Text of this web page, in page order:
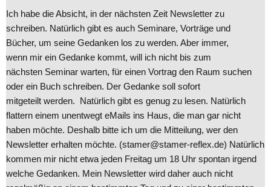
Ich habe die Absicht, in der nächsten Zeit Newsletter zu
schreiben. Natürlich gibt es auch Seminare, Vorträge und
Bücher, um seine Gedanken los zu werden. Aber immer,
wenn mir ein Gedanke kommt, will ich nicht bis zum
nächsten Seminar warten, für einen Vortrag den Raum suchen
oder ein Buch schreiben. Der Gedanke soll sofort
mitgeteilt werden. Natürlich gibt es genug zu lesen. Natürlich
flattern einem unentwegt eMails ins Haus, die man gar nicht
haben möchte. Deshalb bitte ich um die Mitteilung, wer den
Newsletter erhalten möchte. (stamer@stamer-reflex.de) Natürlich
kommen mir nicht etwa jeden Freitag um 18 Uhr spontan irgend
welche Gedanken. Mein Newsletter wird daher auch nicht